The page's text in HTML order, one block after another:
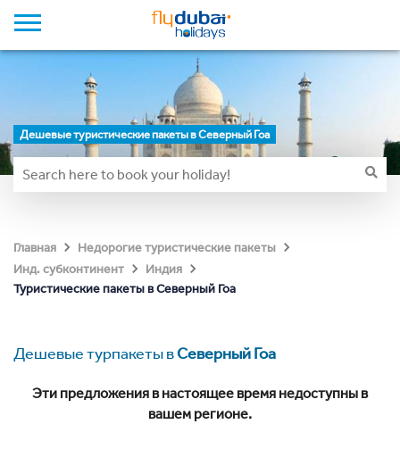
Дешевые туристические пакеты в Северный Гоа
Главная
Недорогие туристические пакеты
Инд. субконтинент
Индия
Туристические пакеты в Северный Гоа
Дешевые турпакеты вСеверный Гоа
Эти предложения в настоящее время недоступны в
вашем регионе.